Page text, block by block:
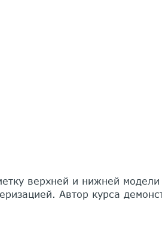
верхней и нижней
Автор курса